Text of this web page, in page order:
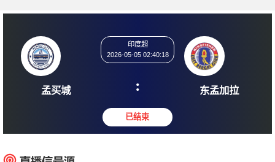
孟买城
2026-05-05 02:40:18
: 东孟